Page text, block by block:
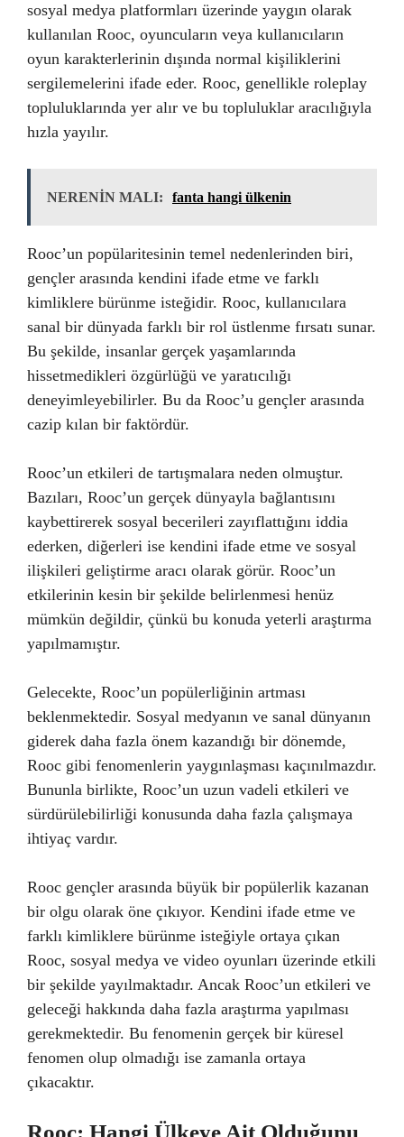
sosyal medya platformları üzerinde yaygın olarak
kullanılan Rooc, oyuncuların veya kullanıcıların
oyun karakterlerinin dışında normal kişiliklerini
sergilemelerini ifade eder. Rooc, genellikle roleplay
topluluklarında yer alır ve bu topluluklar aracılığıyla
hızla yayılır.
NERENİN MALI: fanta hangi ülkenin
Rooc’un popülaritesinin temel nedenlerinden biri,
gençler arasında kendini ifade etme ve farklı
kimliklere bürünme isteğidir. Rooc, kullanıcılara
sanal bir dünyada farklı bir rol üstlenme fırsatı sunar.
Bu şekilde, insanlar gerçek yaşamlarında
hissetmedikleri özgürlüğü ve yaratıcılığı
deneyimleyebilirler. Bu da Rooc’u gençler arasında
cazip kılan bir faktördür.
Rooc’un etkileri de tartışmalara neden olmuştur.
Bazıları, Rooc’un gerçek dünyayla bağlantısını
kaybettirerek sosyal becerileri zayıflattığını iddia
ederken, diğerleri ise kendini ifade etme ve sosyal
ilişkileri geliştirme aracı olarak görür. Rooc’un
etkilerinin kesin bir şekilde belirlenmesi henüz
mümkün değildir, çünkü bu konuda yeterli araştırma
yapılmamıştır.
Gelecekte, Rooc’un popülerliğinin artması
beklenmektedir. Sosyal medyanın ve sanal dünyanın
giderek daha fazla önem kazandığı bir dönemde,
Rooc gibi fenomenlerin yaygınlaşması kaçınılmazdır.
Bununla birlikte, Rooc’un uzun vadeli etkileri ve
sürdürülebilirliği konusunda daha fazla çalışmaya
ihtiyaç vardır.
Rooc gençler arasında büyük bir popülerlik kazanan
bir olgu olarak öne çıkıyor. Kendini ifade etme ve
farklı kimliklere bürünme isteğiyle ortaya çıkan
Rooc, sosyal medya ve video oyunları üzerinde etkili
bir şekilde yayılmaktadır. Ancak Rooc’un etkileri ve
geleceği hakkında daha fazla araştırma yapılması
gerekmektedir. Bu fenomenin gerçek bir küresel
fenomen olup olmadığı ise zamanla ortaya
çıkacaktır.
Rooc: Hangi Ülkeye Ait Olduğunu